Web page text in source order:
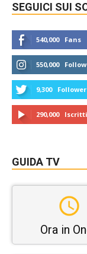
SEGUICI SUI
540,000 Fans
550,000
9,300 Follower
290,000 Iscritti
GUIDA TV
Ora in